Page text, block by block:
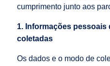
cumprimento junto aos
1. Informações pessoais
coletadas
Os dados e o modo de